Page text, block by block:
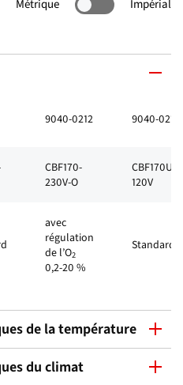
Métrique Impérial
9040-0212 9040-0213
CBF170-
230V-O
CBF170UL-
120V
avec
régulation
de l’O2
0,2-20 %
Standard
de la température
du climat